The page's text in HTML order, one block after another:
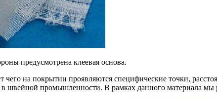
предусмотрена клеевая основа.
на покрытии проявляются специфические точки,
швейной промышленности. В рамках данного материала мы